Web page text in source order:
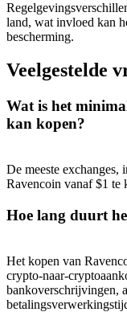
land, wat invloed kan
bescherming.
Veelgestelde
Wat is het
kan kopen?
De meeste exchanges,
Ravencoin vanaf $1 te
Hoe lang duurt
Het kopen van
crypto-naar-
bankoverschrijvingen,